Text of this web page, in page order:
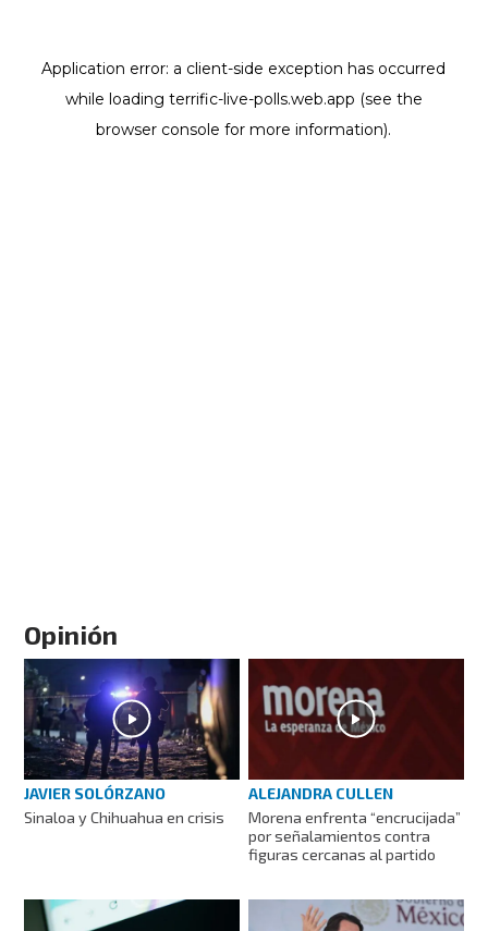
Opinión
JAVIER SOLÓRZANO
Sinaloa y Chihuahua en crisis
ALEJANDRA CULLEN
Morena enfrenta “encrucijada”
por señalamientos contra
figuras cercanas al partido